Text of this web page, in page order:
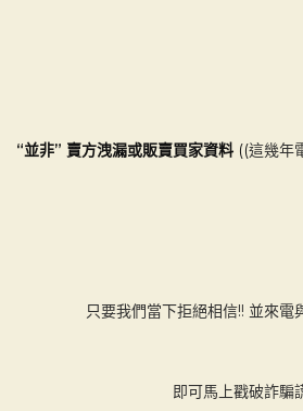
“並非” 賣方洩漏或販賣買家資料 ((這幾年
只要我們當下拒絕相信!! 並來電
即可馬上戳破詐騙